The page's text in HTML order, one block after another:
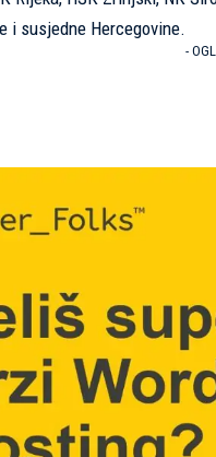
i susjedne Hercegovine.
-